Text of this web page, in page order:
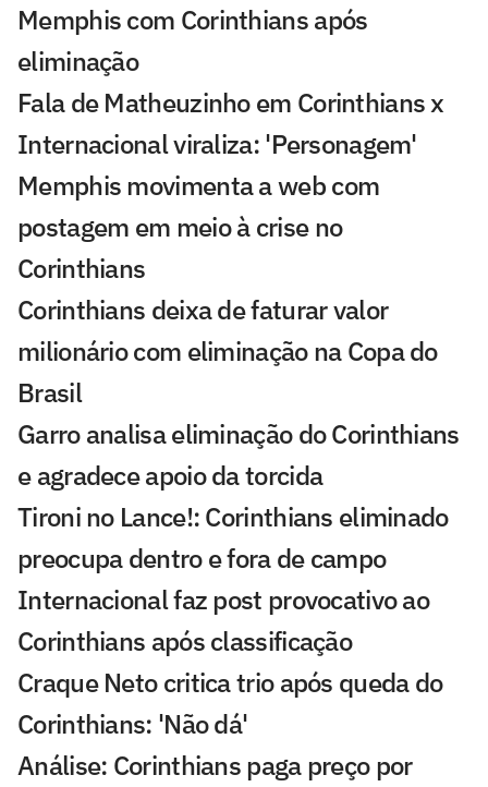
Memphis com Corinthians após
eliminação
Fala de Matheuzinho em Corinthians x
Internacional viraliza: 'Personagem'
Memphis movimenta a web com
postagem em meio à crise no
Corinthians
Corinthians deixa de faturar valor
milionário com eliminação na Copa do
Brasil
Garro analisa eliminação do Corinthians
e agradece apoio da torcida
Tironi no Lance!: Corinthians eliminado
preocupa dentro e fora de campo
Internacional faz post provocativo ao
Corinthians após classificação
Craque Neto critica trio após queda do
Corinthians: 'Não dá'
Análise: Corinthians paga preço por